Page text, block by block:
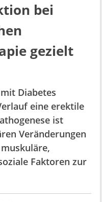
bei
gezielt
Diabetes
eine erektile
ist
Veränderungen
Faktoren zur